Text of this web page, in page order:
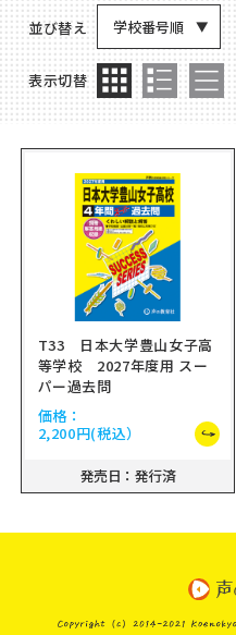
並び替え 学校番号順
表示切替
T33 日本大学豊山女子高
等学校 2027年度用 スー
パー過去問
価格：
2,200円(税込）
発売日：発行済